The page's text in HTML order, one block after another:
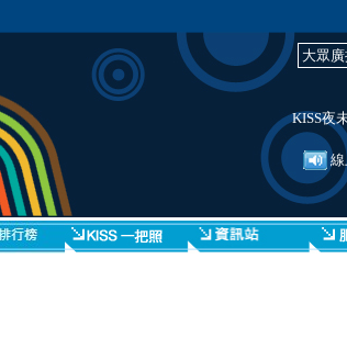
大眾
KISS夜
線